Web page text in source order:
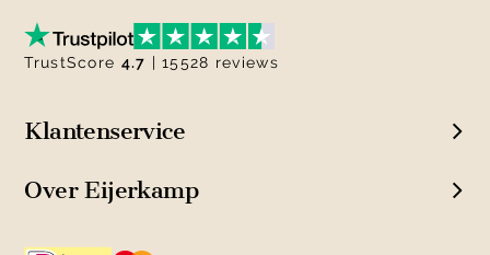
Klantenservice
Over Eijerkamp
TrustScore 4.7 | 15528 reviews